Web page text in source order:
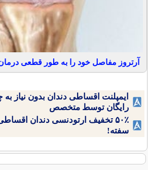
آرتروز مفاصل خود را به طور قطعی
ایمپلنت اقساطی دندان بدون نیاز
رایگان توسط متخصص
۵۰٪ تخفیف ارتودنسی دندان
سفته!